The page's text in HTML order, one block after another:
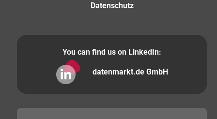
Datenschutz
You can find us on LinkedIn:
datenmarkt.de GmbH